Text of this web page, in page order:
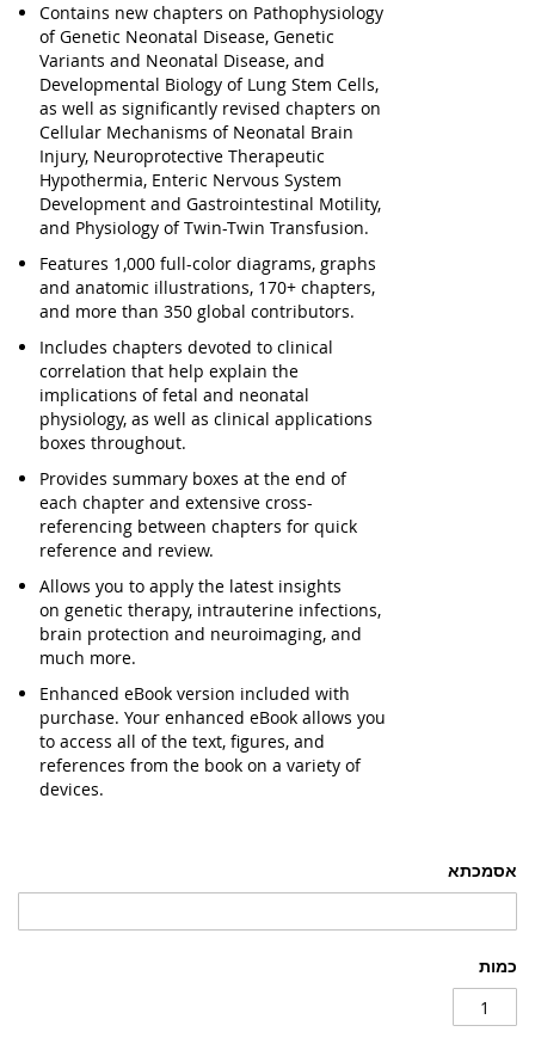
אסמכתא
כמות
Contains new chapters on Pathophysiology
of Genetic Neonatal Disease, Genetic
Variants and Neonatal Disease, and
Developmental Biology of Lung Stem Cells,
as well as significantly revised chapters on
Cellular Mechanisms of Neonatal Brain
Injury, Neuroprotective Therapeutic
Hypothermia, Enteric Nervous System
Development and Gastrointestinal Motility,
and Physiology of Twin-Twin Transfusion.
Features 1,000 full-color diagrams, graphs
and anatomic illustrations, 170+ chapters,
and more than 350 global contributors.
Includes chapters devoted to clinical
correlation that help explain the
implications of fetal and neonatal
physiology, as well as clinical applications
boxes throughout.
Provides summary boxes at the end of
each chapter and extensive cross-
referencing between chapters for quick
reference and review.
Allows you to apply the latest insights
on genetic therapy, intrauterine infections,
brain protection and neuroimaging, and
much more.
Enhanced eBook version included with
purchase. Your enhanced eBook allows you
to access all of the text, figures, and
references from the book on a variety of
devices.